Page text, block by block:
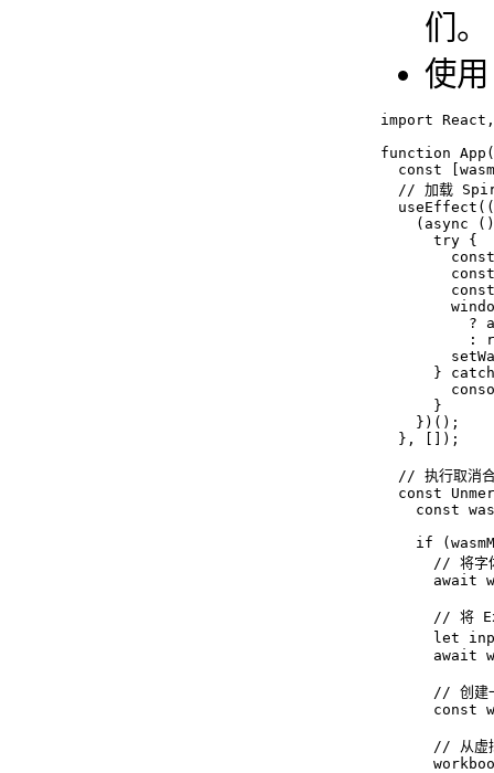
们。
使
import
function
const
// 加载
(async
      try {
?
:
}
      }
    })();
  }, []);
// 执行取消
const
const
if
// 将字
await
// 将
let
await
// 创建
const
// 从虚